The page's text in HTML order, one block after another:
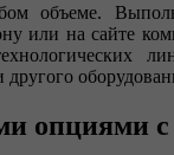
объеме.
или на сайте
опциями с